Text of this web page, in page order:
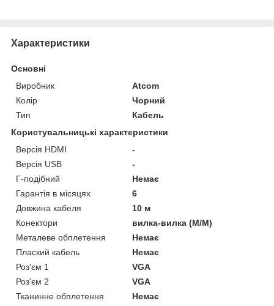
Характеристики
Основні
Виробник
Atcom
Колір
Чорний
Тип
Кабель
Користувальницькі характеристики
Версія HDMI
-
Версія USB
-
Г-подібний
Немає
Гарантія в місяцях
6
Довжина кабеля
10 м
Конектори
вилка-вилка (M/M)
Металеве обплетення
Немає
Плаский кабель
Немає
Роз'єм 1
VGA
Роз'єм 2
VGA
Тканинне обплетення
Немає